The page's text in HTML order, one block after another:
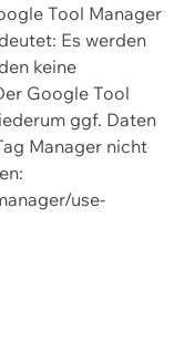
Tool Manager
Es werden
keine
Google Tool
ggf. Daten
Manager nicht
use-